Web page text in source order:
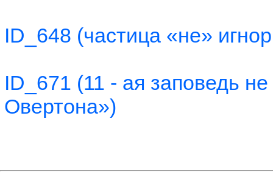
ID_648 (частица «не»
ID_671 (11 - ая заповедь
Овертона»)